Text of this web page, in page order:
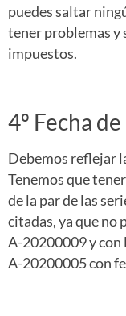
puedes saltar
tener problemas y
impuestos.
4º Fecha
Debemos reflejar
Tenemos que
de la par de las
citadas, ya que no
A-20200009 y con
A-20200005 con